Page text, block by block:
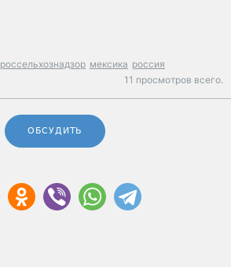
россельхознадзор мексика россия
11 просмотров всего.
ОБСУДИТЬ